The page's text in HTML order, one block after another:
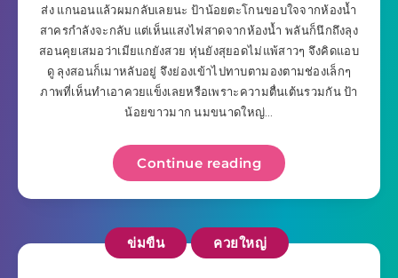
ส่ง แกนอนแล้วผมกลับเลยนะ ป้าน้อยตะโกนขอบใจจากห้องน้ำ
สาครกำลังจะกลับ แต่เห็นแสงไฟสาดจากห้องน้ำ พลันก็นึกถึงลุง
สอนคุยเสมอว่าเมียแกยังสวย หุ่นยังสุยอดไม่แพ้สาวๆ จึงคิดแอบ
ดู ลุงสอนก็เมาหลับอยู่ จึงย่องเข้าไปทาบตามองตามช่องเล็กๆ
ภาพที่เห็นทำเอาควยแข็งเลยหรือเพราะความตื่นเต้นรวมกัน ป้า
น้อยขาวมาก นมขนาดใหญ่…
Continue reading
ข่มขืน ควยใหญ่